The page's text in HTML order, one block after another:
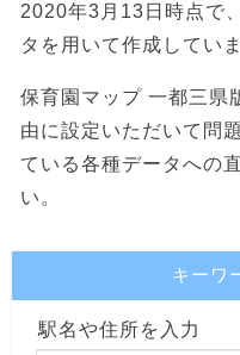
2020年3月13日時点で
タを用いて作成していま
保育園マップ 一都三県
由に設定いただいて問
ている各種データへの
い。
キーワ
駅名や住所を入力